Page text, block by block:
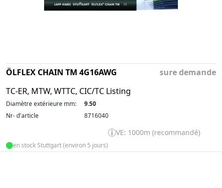
ÖLFLEX CHAIN TM 4G16AWG
TC-ER, MTW, WTTC, CIC/TC Listing
sure demande
Diamètre extérieure mm:
9.50
Nr- d'article
8716040
VE: 1000m (recommandé)
en stock Stuttgart (environ 5 jours)